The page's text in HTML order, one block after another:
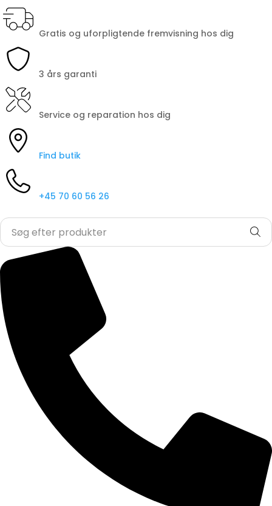
Gratis og uforpligtende fremvisning hos dig
3 års garanti
Service og reparation hos dig
Find butik
+45 70 60 56 26